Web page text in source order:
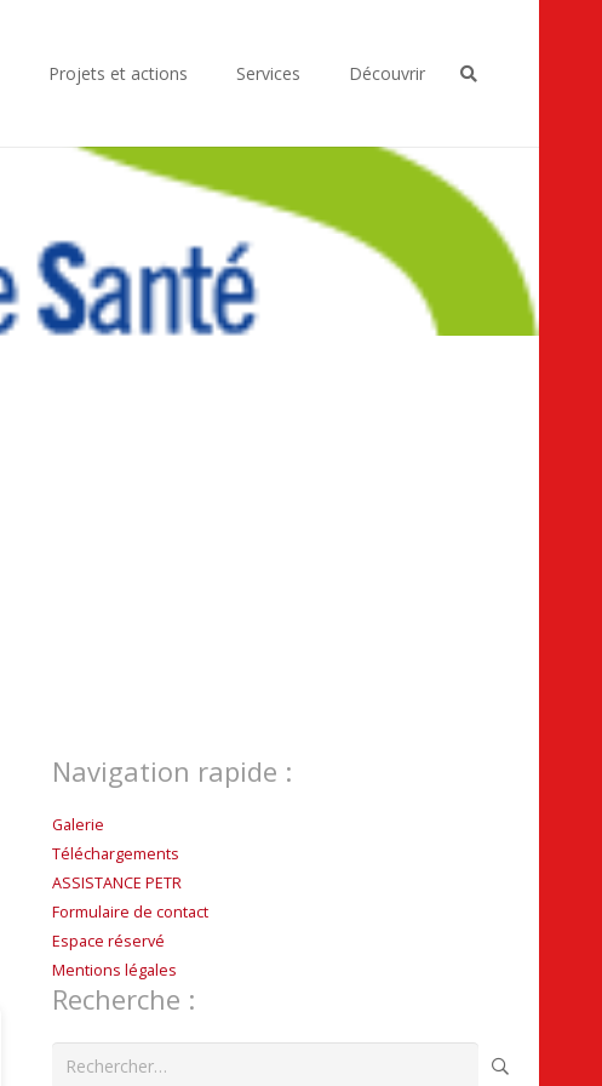
Projets et actions Services Découvrir
Navigation rapide :
Galerie
Téléchargements
ASSISTANCE PETR
Formulaire de contact
Espace réservé
Mentions légales
Recherche :